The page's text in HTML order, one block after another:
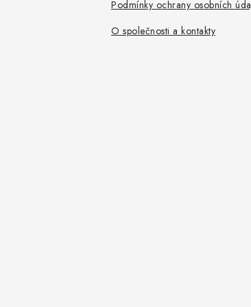
Podmínky ochrany osobních
O společnosti a kontakty